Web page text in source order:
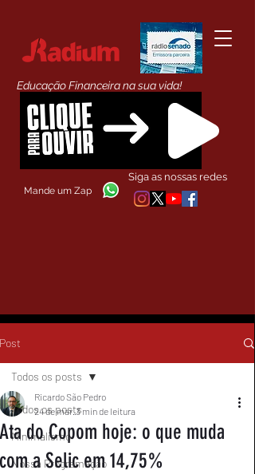
Educação Financeira na sua vida!
Siga as nossas redes
Mande um Zap
Post
Todos os posts
Minimalismo
Nossa Programação
Todos os posts
Ata do Copom hoje: o que muda
com a Selic em 14,75%
Ricardo São Pedro
24 de mar.3 min de leitura